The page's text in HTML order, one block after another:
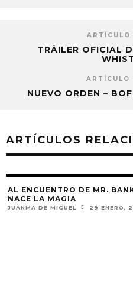
ARTÍCULO
TRÁILER OFICIAL
ARTÍCULO
NUEVO ORDEN –
ARTÍCULOS
AL ENCUENTRO DE MR.
NACE LA MAGIA
JUANMA DE MIGUEL 29 ENERO,